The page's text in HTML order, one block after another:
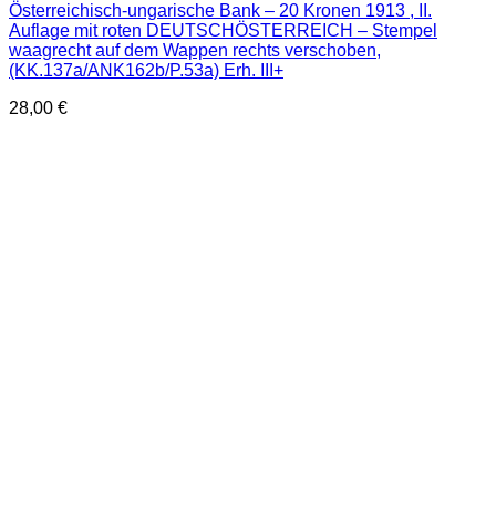
Österreichisch-ungarische Bank – 20 Kronen 1913 , II.
Auflage mit roten DEUTSCHÖSTERREICH – Stempel
waagrecht auf dem Wappen rechts verschoben,
(KK.137a/ANK162b/P.53a) Erh. III+
28,00 €